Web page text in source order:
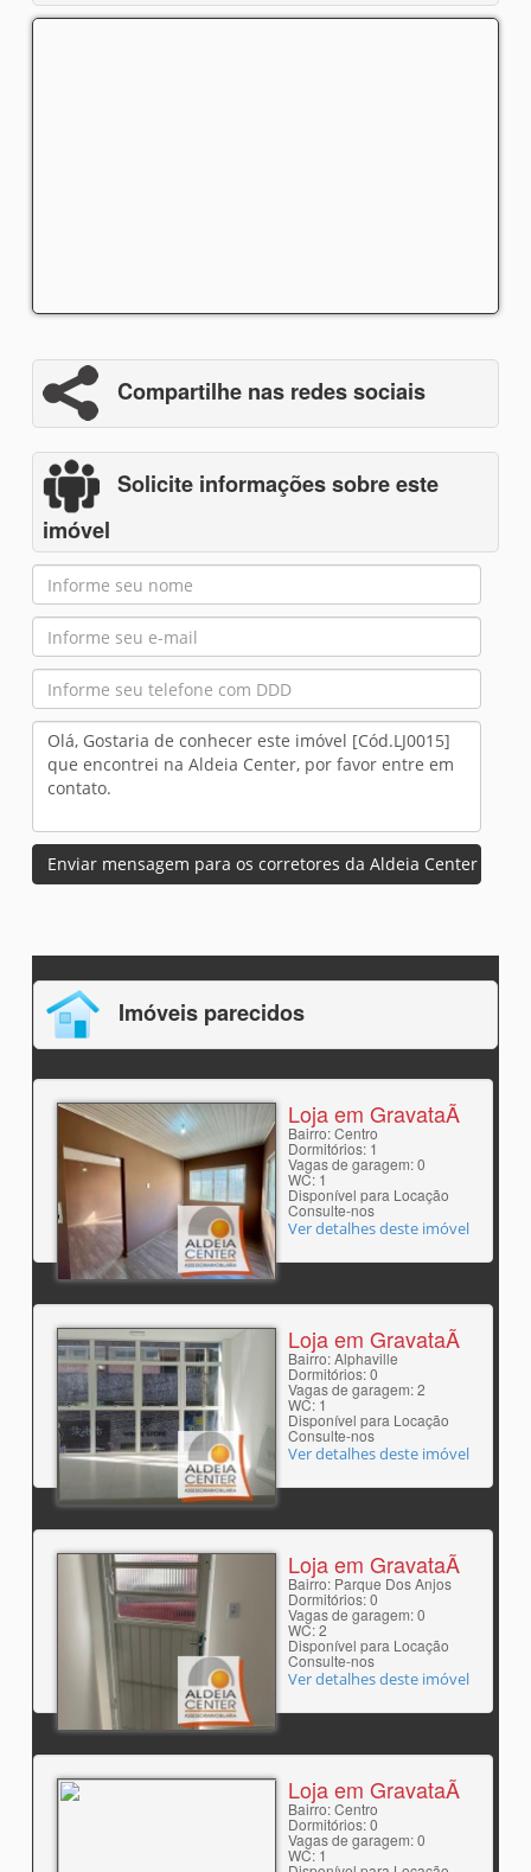
Compartilhe nas redes sociais
Solicite informações sobre este
imóvel
Enviar mensagem para os corretores da Aldeia Center
Imóveis parecidos
Loja em GravataÃ­
Bairro: Centro
Dormitórios: 1
Vagas de garagem: 0
WC: 1
Disponível para Locação
Consulte-nos
Ver detalhes deste imóvel
Loja em GravataÃ­
Bairro: Alphaville
Dormitórios: 0
Vagas de garagem: 2
WC: 1
Disponível para Locação
Consulte-nos
Ver detalhes deste imóvel
Loja em GravataÃ­
Bairro: Parque Dos Anjos
Dormitórios: 0
Vagas de garagem: 0
WC: 2
Disponível para Locação
Consulte-nos
Ver detalhes deste imóvel
Loja em GravataÃ­
Bairro: Centro
Dormitórios: 0
Vagas de garagem: 0
WC: 1